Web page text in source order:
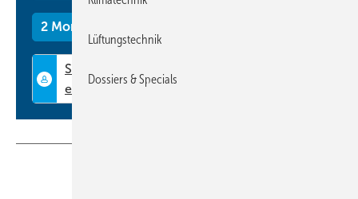
2 Monate kostenlos testen
Lüftungstechnik
Dossiers & Specials